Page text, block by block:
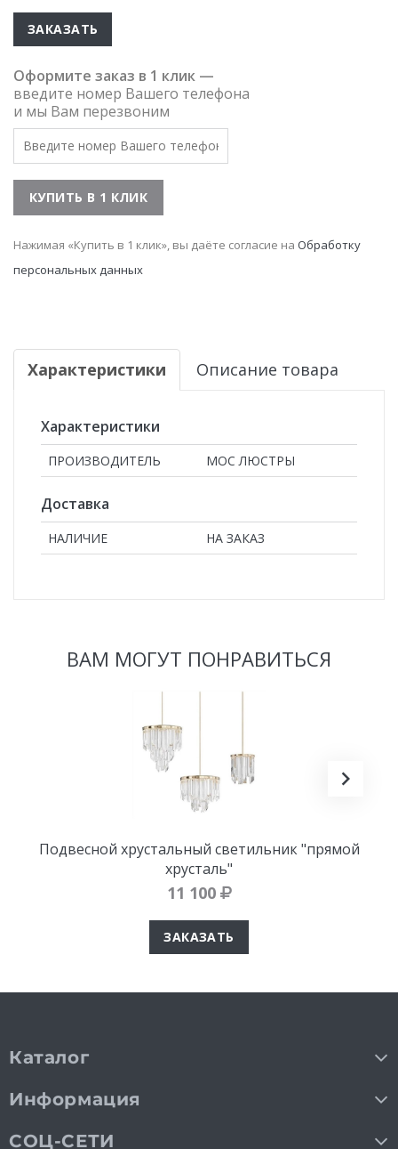
ЗАКАЗАТЬ
Оформите заказ в 1 клик —
введите номер Вашего телефона
и мы Вам перезвоним
Нажимая «Купить в 1 клик», вы даёте согласие на Обработку
персональных данных
Характеристики Описание товара
Характеристики
ПРОИЗВОДИТЕЛЬ МОС ЛЮСТРЫ
Доставка
НАЛИЧИЕ НА ЗАКАЗ
ВАМ МОГУТ ПОНРАВИТЬСЯ
Подвесной хрустальный светильник "прямой
хрусталь"
11 100
ЗАКАЗАТЬ
Каталог
Информация
СОЦ-СЕТИ